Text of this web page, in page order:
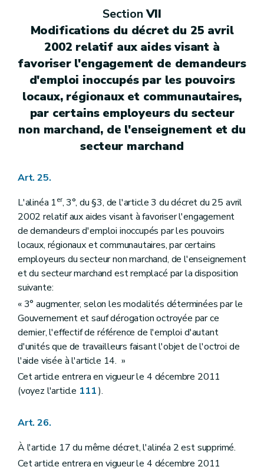
SectionVII
Modifications du décret du 25 avril
2002 relatif aux aides visant à
favoriser l'engagement de demandeurs
d'emploi inoccupés par les pouvoirs
locaux, régionaux et communautaires,
par certains employeurs du secteur
non marchand, de l'enseignement et du
secteur marchand
Art. 25.
L'alinéa 1er, 3°, du §3, de l'article 3 du décret du 25 avril
2002 relatif aux aides visant à favoriser l'engagement
de demandeurs d'emploi inoccupés par les pouvoirs
locaux, régionaux et communautaires, par certains
employeurs du secteur non marchand, de l'enseignement
et du secteur marchand est remplacé par la disposition
suivante:
« 3° augmenter, selon les modalités déterminées par le
Gouvernement et sauf dérogation octroyée par ce
dernier, l'effectif de référence de l'emploi d'autant
d'unités que de travailleurs faisant l'objet de l'octroi de
l'aide visée à l'article 14. »
Cet article entrera en vigueur le 4 décembre 2011
(voyez l'article 111).
Art. 26.
À l'article 17 du même décret, l'alinéa 2 est supprimé.
Cet article entrera en vigueur le 4 décembre 2011